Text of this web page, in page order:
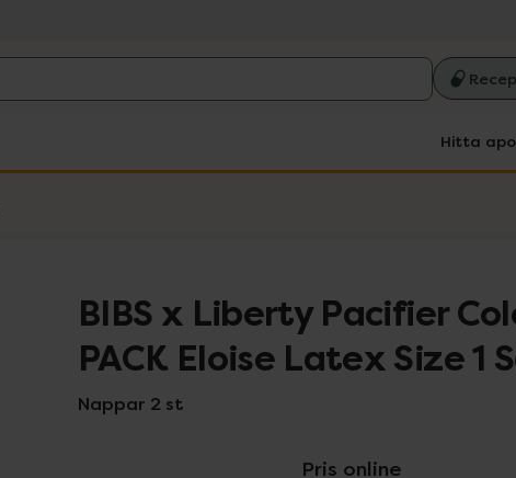
Hitta
BIBS x Liberty Pacifier
PACK Eloise Latex Size 1
Nappar 2 st
Pris online